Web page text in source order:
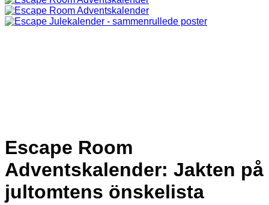
Escape Room
Adventskalender: Jakten på
jultomtens önskelista